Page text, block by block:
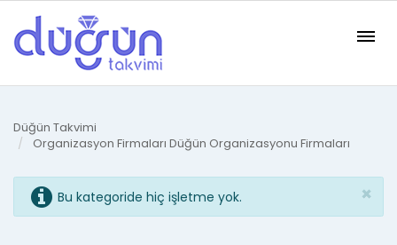
Düğün Takvimi
Organizasyon Firmaları Düğün Organizasyonu Firmaları
×
Bu kategoride hiç işletme yok.